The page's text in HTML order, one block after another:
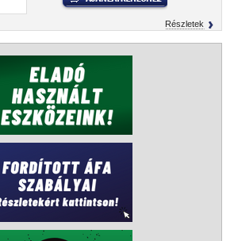
Részletek